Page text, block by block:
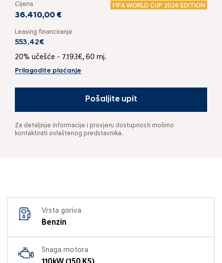
Cijena FIFA WORLD CUP 2026 EDITION
36.410,00 €
Leasing financiranje
553,42€
20% učešće - 7.193€, 60 mj.
Prilagodite plaćanje
Pošaljite upit
Za detaljnije informacije i provjeru dostupnosti molimo
kontaktirati ovlaštenog predstavnika.
Vrsta goriva
Benzin
Snaga motora